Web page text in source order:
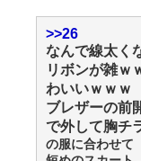
>>26
なんで線太く
リボンが雑ｗ
わいいｗｗｗ
ブレザーの前
で外して胸チ
の服に合わせて